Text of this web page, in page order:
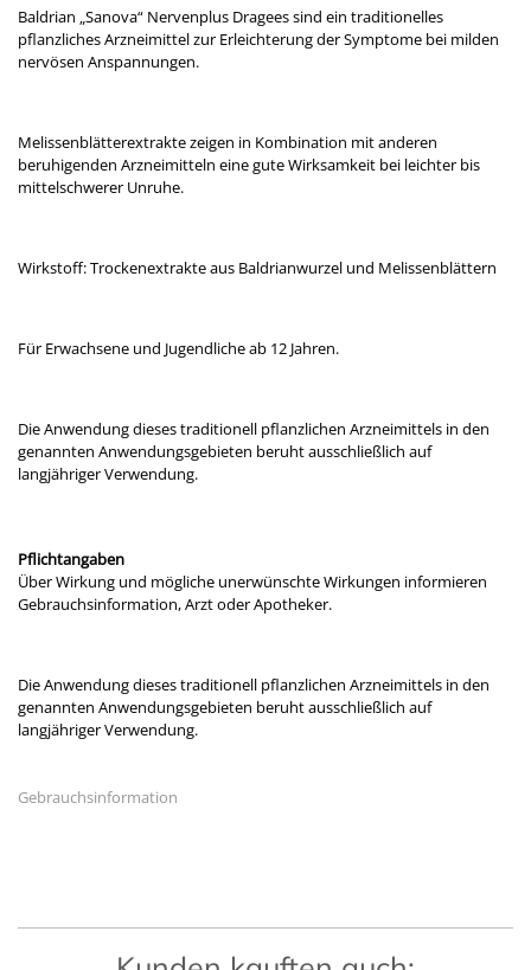
Baldrian „Sanova“ Nervenplus Dragees sind ein traditionelles
pflanzliches Arzneimittel zur Erleichterung der Symptome bei milden
nervösen Anspannungen.
Melissenblätterextrakte zeigen in Kombination mit anderen
beruhigenden Arzneimitteln eine gute Wirksamkeit bei leichter bis
mittelschwerer Unruhe.
Wirkstoff: Trockenextrakte aus Baldrianwurzel und Melissenblättern
Für Erwachsene und Jugendliche ab 12 Jahren.
Die Anwendung dieses traditionell pflanzlichen Arzneimittels in den
genannten Anwendungsgebieten beruht ausschließlich auf
langjähriger Verwendung.
Pflichtangaben
Über Wirkung und mögliche unerwünschte Wirkungen informieren
Gebrauchsinformation, Arzt oder Apotheker.
Die Anwendung dieses traditionell pflanzlichen Arzneimittels in den
genannten Anwendungsgebieten beruht ausschließlich auf
langjähriger Verwendung.
Gebrauchsinformation